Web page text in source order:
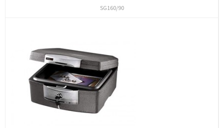
SG160/90